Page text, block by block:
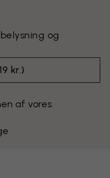
og
19 kr.)
af vores